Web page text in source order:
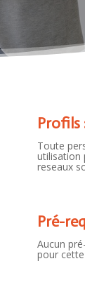
Profils
Toute
utilisation
reseaux
Pré-
Aucun
pour